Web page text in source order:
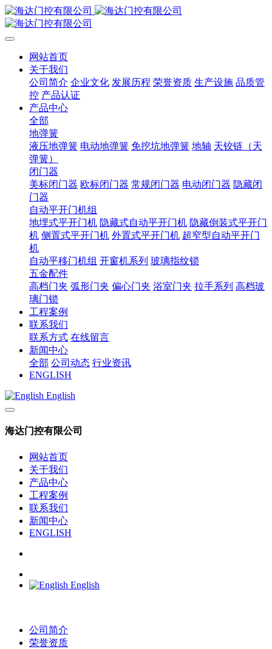
网站首页
关于我们
公司简介 企业文化 发展历程 荣誉资质 生产设施 品质管
控 产品认证
产品中心
全部
地弹簧
液压地弹簧 电动地弹簧 免挖坑地弹簧 地轴 天铰链（天
弹簧）
闭门器
美标闭门器 欧标闭门器 常规闭门器 电动闭门器 隐藏闭
门器
自动平开门机组
地埋式平开门机 隐藏式自动平开门机 隐藏倒装式平开门
机 侧置式平开门机 外置式平开门机 超窄型自动平开门
机
自动平移门机组 开窗机系列 玻璃指纹锁
五金配件
高档门夹 弧形门夹 偏心门夹 浴室门夹 拉手系列 高档玻
璃门锁
工程案例
联系我们
联系方式 在线留言
新闻中心
全部 公司动态 行业资讯
ENGLISH
English
海达门控有限公司
网站首页
关于我们
产品中心
工程案例
联系我们
新闻中心
ENGLISH
English
公司简介
荣誉资质